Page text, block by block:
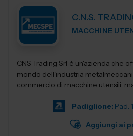
C.N.S.
MACCHINE
CNS Trading Srl è un'azienda che
mondo dell'industria
commercio di macchine utensili,
Padiglione: Pad.
Aggiungi ai